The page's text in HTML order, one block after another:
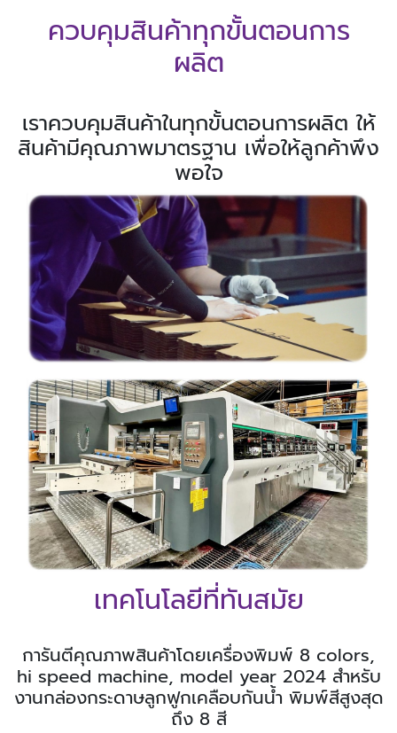
ควบคุมสินค้าทุกขั้นตอนการ
ผลิต
เราควบคุมสินค้าในทุกขั้นตอนการผลิต ให้
สินค้ามีคุณภาพมาตรฐาน เพื่อให้ลูกค้าพึง
พอใจ
เทคโนโลยีที่ทันสมัย
การันตีคุณภาพสินค้าโดยเครื่องพิมพ์ 8 colors,
hi speed machine, model year 2024 สำหรับ
งานกล่องกระดาษลูกฟูกเคลือบกันน้ำ พิมพ์สีสูงสุด
ถึง 8 สี